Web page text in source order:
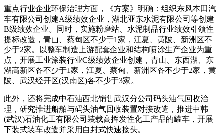
重点行业企业环保治理方面，《方案》明确：组织东风本田汽
车有限公司创建A级绩效企业，湖北亚东水泥有限公司等创建
B级绩效企业。同时，实施粉磨站、水泥制品行业绩效引领性
提标改造，青山、蔡甸区不少于1家，江夏、黄陂、新洲区不
少于2家。以整车制造上游配套企业和结构喷涂生产企业为重
点，开展工业涂装行业C级绩效企业创建，青山、东西湖、东
湖高新区各不少于1家，江夏、蔡甸、新洲区各不少于2家，黄
陂、武汉经开区(汉南区)各不少于3家。
此外，还将完成中石油西北销售武汉分公司码头油气回收治
理，研究推进船舶与码头油气回收装置对接改造，推进中韩
(武汉)石油化工有限公司装载高挥发性化工产品的罐车，开展
下装式装车改造并采用自封式快速接头。